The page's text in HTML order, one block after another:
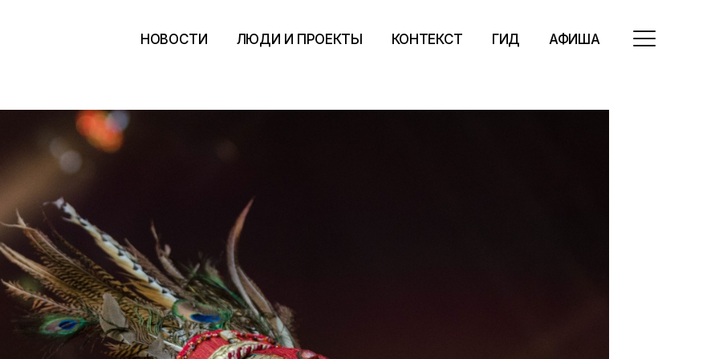
НОВОСТИ ЛЮДИ И ПРОЕКТЫ КОНТЕКСТ ГИД АФИША